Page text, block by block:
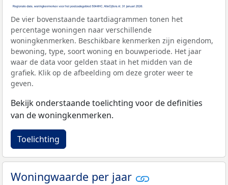
De vier bovenstaande taartdiagrammen tonen het
percentage woningen naar verschillende
woningkenmerken. Beschikbare kenmerken zijn eigendom,
bewoning, type, soort woning en bouwperiode. Het jaar
waar de data voor gelden staat in het midden van de
grafiek. Klik op de afbeelding om deze groter weer te
geven.
Bekijk onderstaande toelichting voor de definities
van de woningkenmerken.
Toelichting
Woningwaarde per jaar